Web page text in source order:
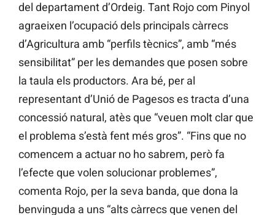
del departament d’Ordeig. Tant Rojo com Pinyol
agraeixen l’ocupació dels principals càrrecs
d’Agricultura amb “perfils tècnics”, amb “més
sensibilitat” per les demandes que posen sobre
la taula els productors. Ara bé, per al
representant d’Unió de Pagesos es tracta d’una
concessió natural, atès que “veuen molt clar que
el problema s’està fent més gros”. “Fins que no
comencem a actuar no ho sabrem, però fa
l’efecte que volen solucionar problemes”,
comenta Rojo, per la seva banda, que dona la
benvinguda a uns “alts càrrecs que venen del